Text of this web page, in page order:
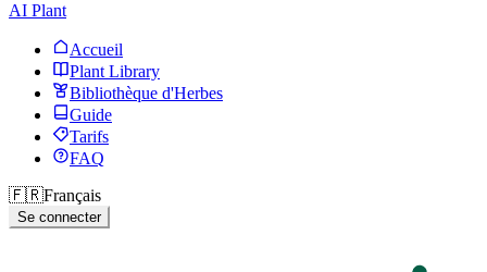
AI Plant
Accueil
Plant Library
Bibliothèque d'Herbes
Guide
Tarifs
FAQ
🇫🇷Français
Se connecter